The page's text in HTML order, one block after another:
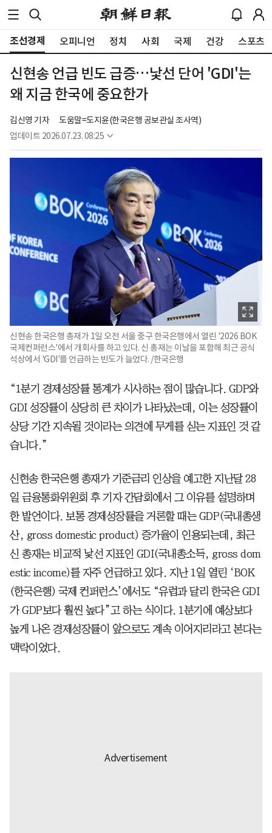
조선경제 오피니언 정치 사회 국제 건강 스포츠
신현송 언급 빈도 급증…낯선 단어 'GDI'는
왜 지금 한국에 중요한가
김신영 기자
도움말=도지윤(한국은행 공보관실 조사역)
업데이트 2026.07.23. 08:25
신현송 한국은행 총재가 1일 오전 서울 중구 한국은행에서 열린 '2026 BOK
국제컨퍼런스'에서 개회사를 하고 있다. 신 총재는 이날을 포함해 최근 공식
석상에서 'GDI'를 언급하는 빈도가 늘었다. /한국은행
“1분기 경제성장률 통계가 시사하는 점이 많습니다. GDP와
GDI 성장률이 상당히 큰 차이가 나타났는데, 이는 성장률이
상당 기간 지속될 것이라는 의견에 무게를 싣는 지표인 것 같
습니다.”
신현송 한국은행 총재가 기준금리 인상을 예고한 지난달 28
일 금융통화위원회 후 기자 간담회에서 그 이유를 설명하며
한 발언이다. 보통 경제성장률을 거론할 때는 GDP(국내총생
산, gross domestic product) 증가율이 인용되는데, 최근
신 총재는 비교적 낯선 지표인 GDI(국내총소득, gross dom
estic income)를 자주 언급하고 있다. 지난 1일 열린 ‘BOK
(한국은행) 국제 컨퍼런스’에서도 “유럽과 달리 한국은 GDI
가 GDP보다 훨씬 높다”고 하는 식이다. 1분기에 예상보다
높게 나온 경제성장률이 앞으로도 계속 이어지리라고 본다는
맥락이었다.